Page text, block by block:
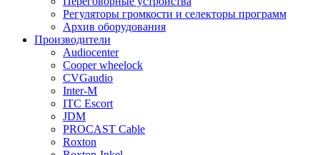
Регуляторы громкости и селекторы программ
Архив оборудования
Производители
Audiocenter
Cooper wheelock
CVGaudio
Inter-M
ITC Escort
JDM
PROCAST Cable
Roxton